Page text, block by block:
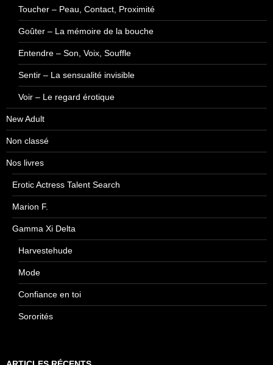
Toucher – Peau, Contact, Proximité
Goûter – La mémoire de la bouche
Entendre – Son, Voix, Souffle
Sentir – La sensualité invisible
Voir – Le regard érotique
New Adult
Non classé
Nos livres
Erotic Actress Talent Search
Marion F.
Gamma Xi Delta
Harvestehude
Mode
Confiance en toi
Sororités